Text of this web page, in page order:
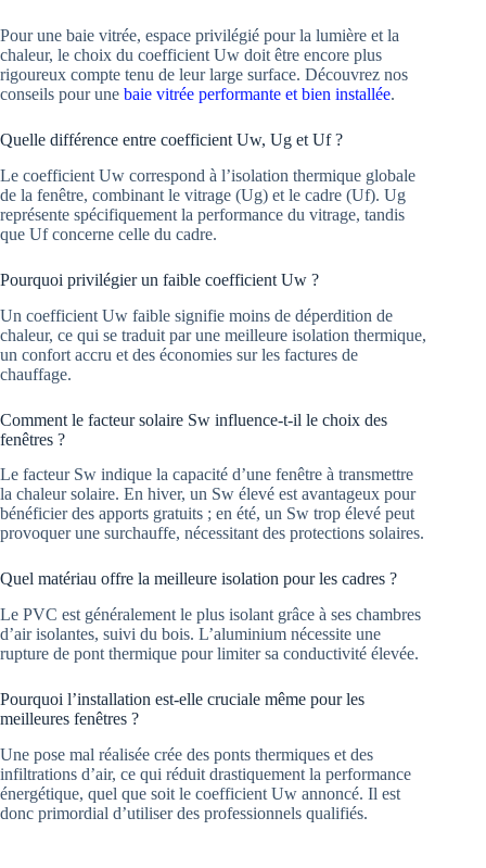
Pour une baie vitrée, espace privilégié pour la lumière et la
chaleur, le choix du coefficient Uw doit être encore plus
rigoureux compte tenu de leur large surface. Découvrez nos
conseils pour une baie vitrée performante et bien installée.
Quelle différence entre coefficient Uw, Ug et Uf ?
Le coefficient Uw correspond à l’isolation thermique globale
de la fenêtre, combinant le vitrage (Ug) et le cadre (Uf). Ug
représente spécifiquement la performance du vitrage, tandis
que Uf concerne celle du cadre.
Pourquoi privilégier un faible coefficient Uw ?
Un coefficient Uw faible signifie moins de déperdition de
chaleur, ce qui se traduit par une meilleure isolation thermique,
un confort accru et des économies sur les factures de
chauffage.
Comment le facteur solaire Sw influence-t-il le choix des
fenêtres ?
Le facteur Sw indique la capacité d’une fenêtre à transmettre
la chaleur solaire. En hiver, un Sw élevé est avantageux pour
bénéficier des apports gratuits ; en été, un Sw trop élevé peut
provoquer une surchauffe, nécessitant des protections solaires.
Quel matériau offre la meilleure isolation pour les cadres ?
Le PVC est généralement le plus isolant grâce à ses chambres
d’air isolantes, suivi du bois. L’aluminium nécessite une
rupture de pont thermique pour limiter sa conductivité élevée.
Pourquoi l’installation est-elle cruciale même pour les
meilleures fenêtres ?
Une pose mal réalisée crée des ponts thermiques et des
infiltrations d’air, ce qui réduit drastiquement la performance
énergétique, quel que soit le coefficient Uw annoncé. Il est
donc primordial d’utiliser des professionnels qualifiés.